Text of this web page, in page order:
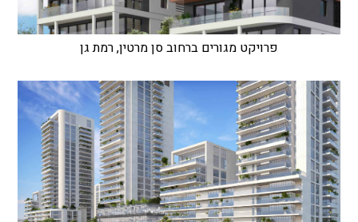
פרויקט מגורים ברחוב סן מרטין, רמת גן